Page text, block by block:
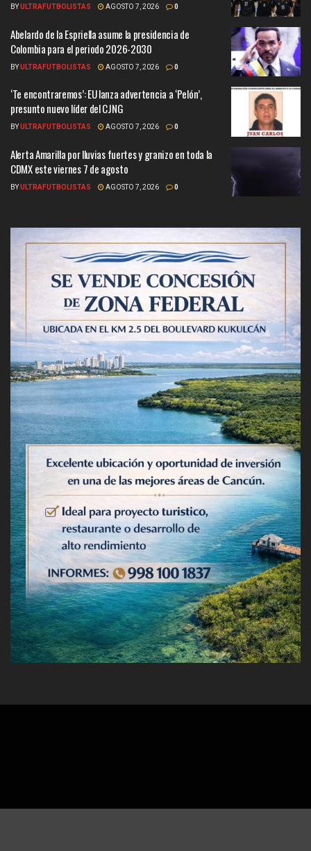
BYULTRAFUTBOLISTAS AGOSTO 7, 2026 0
Abelardo de la Espriella asume la presidencia de
Colombia para el periodo 2026-2030
BYULTRAFUTBOLISTAS AGOSTO 7, 2026 0
‘Te encontraremos’: EU lanza advertencia a ‘Pelón’,
presunto nuevo líder del CJNG
BYULTRAFUTBOLISTAS AGOSTO 7, 2026 0
Alerta Amarilla por lluvias fuertes y granizo en toda la
CDMX este viernes 7 de agosto
BYULTRAFUTBOLISTAS AGOSTO 7, 2026 0